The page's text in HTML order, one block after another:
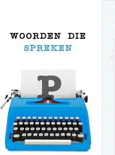
WOORDEN DIE
SPREKEN